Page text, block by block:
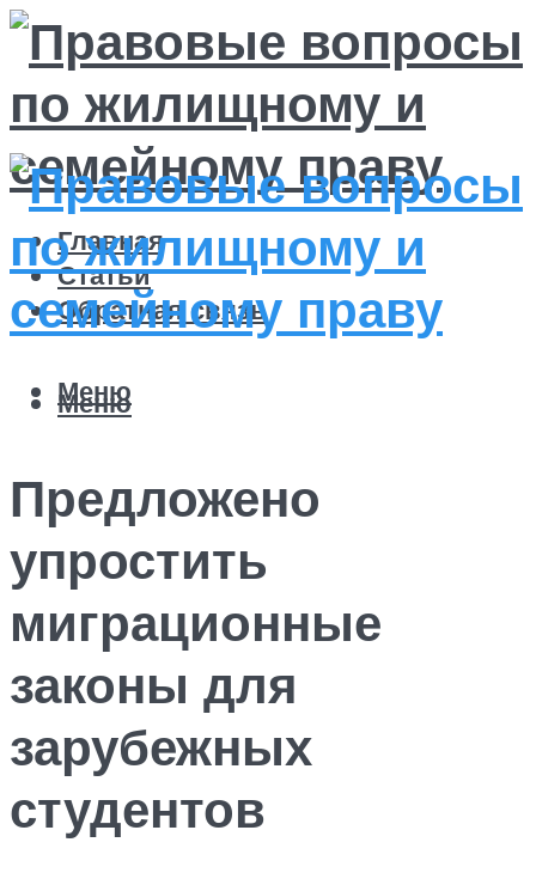
Главная
Статьи
Обратная связь
Меню
Меню
Предложено
упростить
миграционные
законы для
зарубежных
студентов